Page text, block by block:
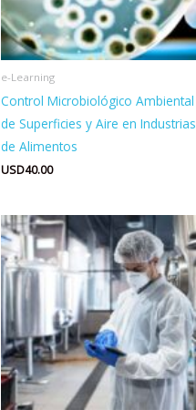
e-Learning
Control Microbiológico Ambiental
de Superficies y Aire en Industrias
de Alimentos
USD40.00